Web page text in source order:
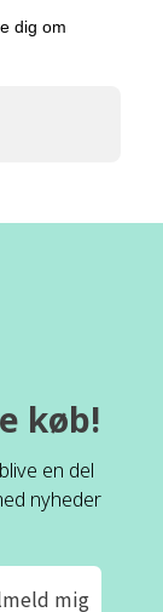
dig om
køb!
en del
nyheder
mig